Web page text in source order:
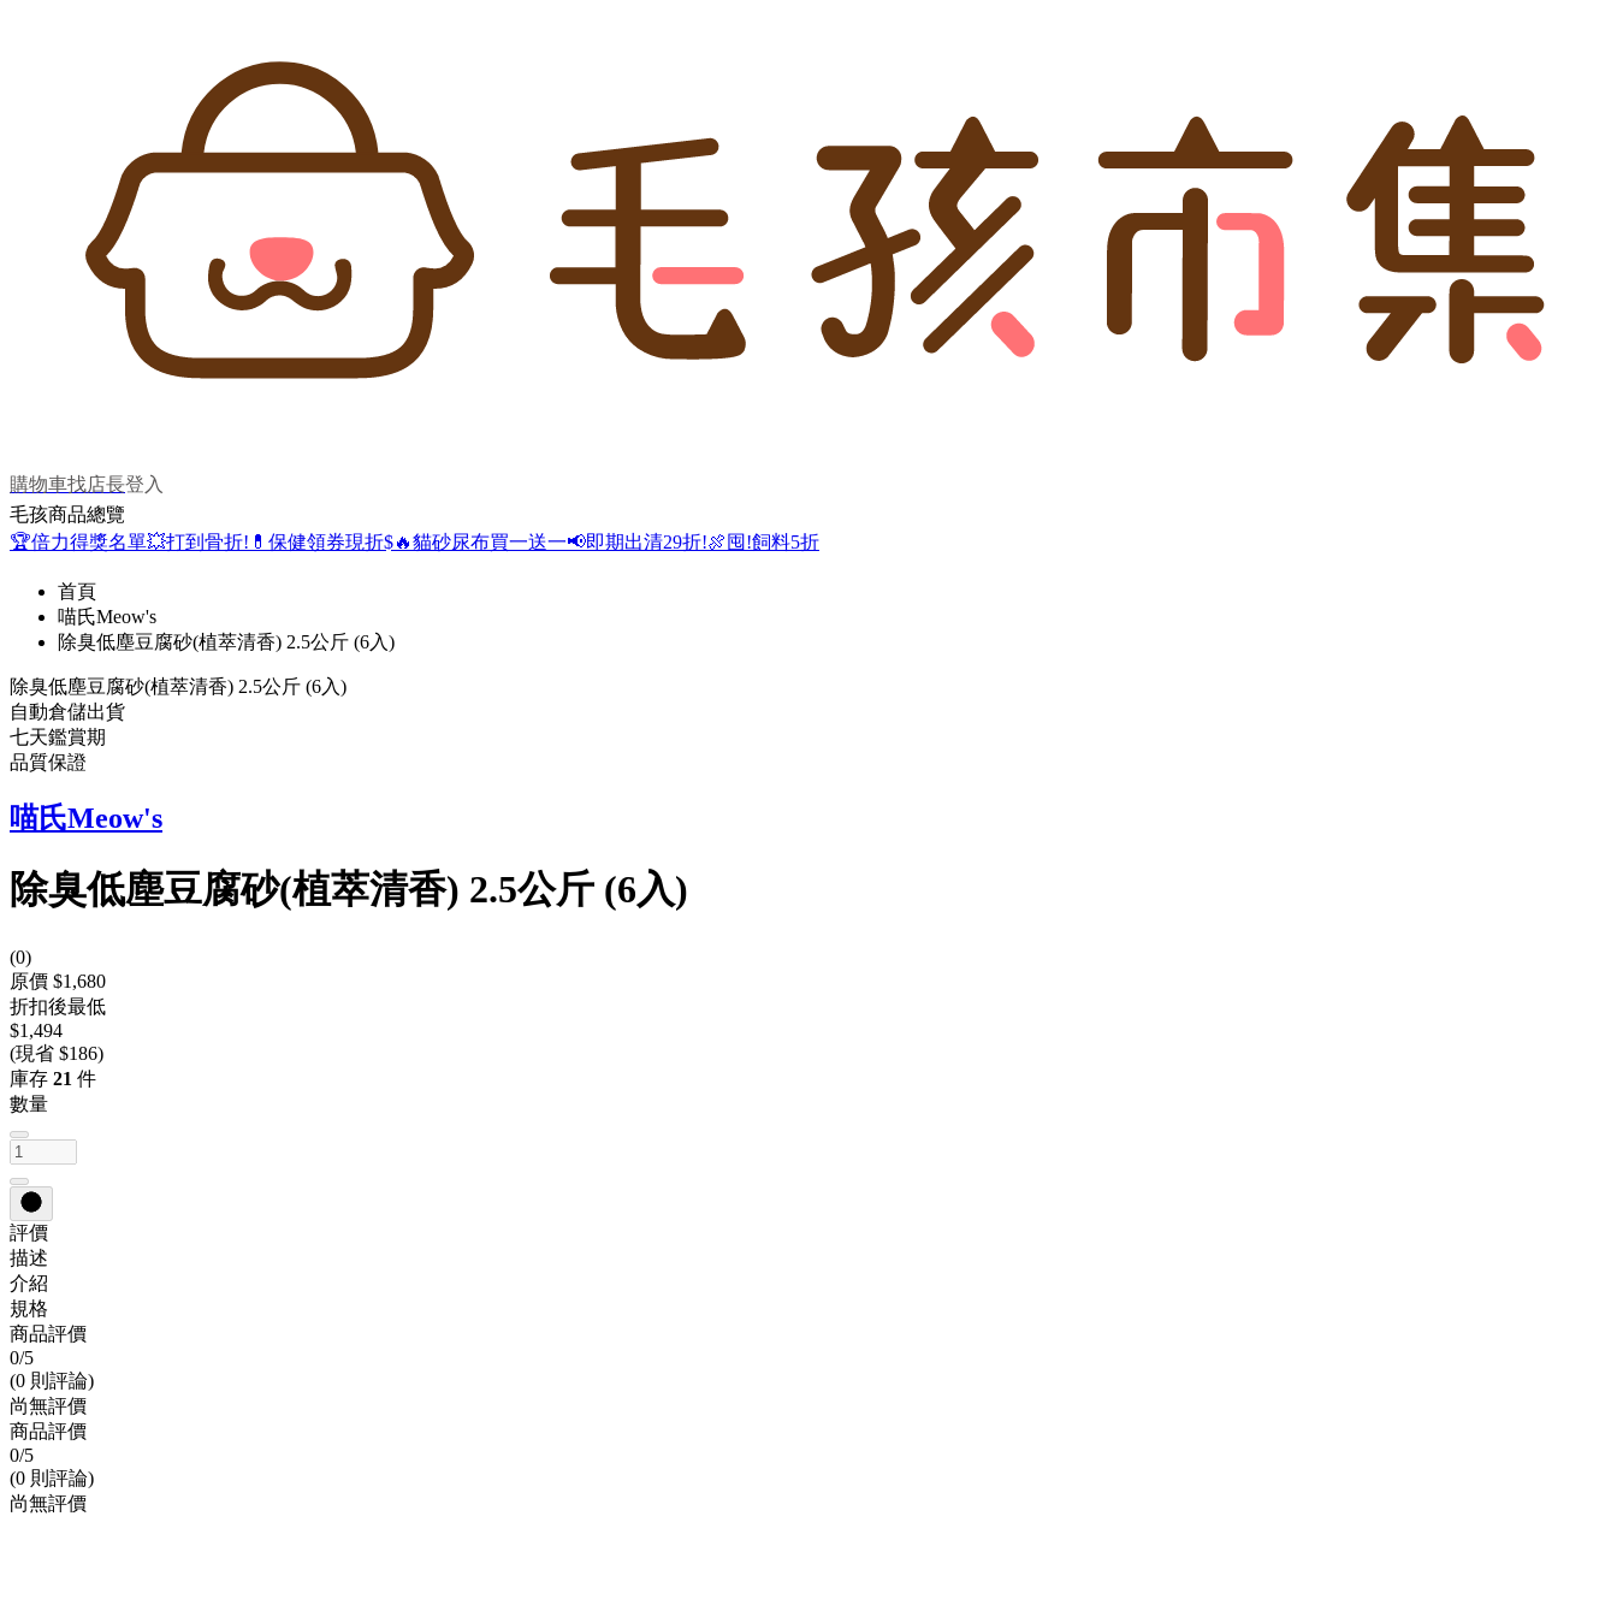
購物車找店長登入
毛孩商品總覽
🏆倍力得獎名單💥打到骨折! 💊保健領券現折$🔥貓砂尿布買一送一📢即期出清29折!🍖囤!飼料5折
首頁
喵氏Meow's
除臭低塵豆腐砂(植萃清香) 2.5公斤 (6入)
除臭低塵豆腐砂(植萃清香) 2.5公斤 (6入)
自動倉儲出貨
七天鑑賞期
品質保證
喵氏Meow's
除臭低塵豆腐砂(植萃清香) 2.5公斤 (6入)
(0)
原價 $1,680
折扣後最低
$1,494
(現省 $186)
庫存 21 件
數量
評價
描述
介紹
規格
商品評價
0/5
(0 則評論)
尚無評價
商品評價
0/5
(0 則評論)
尚無評價